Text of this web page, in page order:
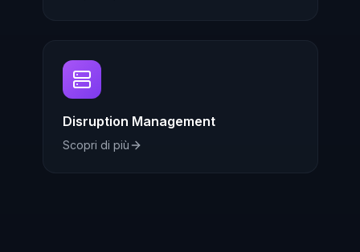
Disruption Management
Scopri di più